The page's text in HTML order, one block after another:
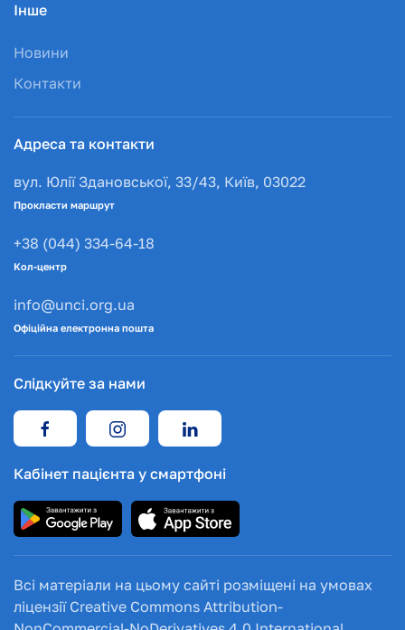
Інше
Новини
Контакти
Адреса та контакти
вул. Юлії Здановської, 33/43, Київ, 03022
Прокласти маршрут
+38 (044) 334-64-18
Кол-центр
info@unci.org.ua
Офіційна електронна пошта
Слідкуйте за нами
Кабінет пацієнта у смартфоні
Всі матеріали на цьому сайті розміщені на умовах
ліцензії Creative Commons Attribution-